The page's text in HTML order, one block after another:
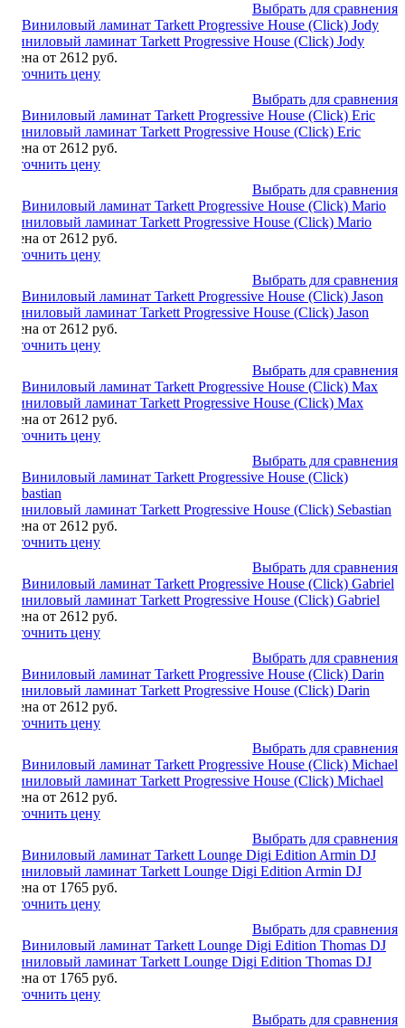
Выбрать для сравнения
Виниловый ламинат Tarkett Progressive House (Click) Jody
Цена от 2612 руб.
Уточнить цену
Выбрать для сравнения
Виниловый ламинат Tarkett Progressive House (Click) Eric
Цена от 2612 руб.
Уточнить цену
Выбрать для сравнения
Виниловый ламинат Tarkett Progressive House (Click) Mario
Цена от 2612 руб.
Уточнить цену
Выбрать для сравнения
Виниловый ламинат Tarkett Progressive House (Click) Jason
Цена от 2612 руб.
Уточнить цену
Выбрать для сравнения
Виниловый ламинат Tarkett Progressive House (Click) Max
Цена от 2612 руб.
Уточнить цену
Выбрать для сравнения
Виниловый ламинат Tarkett Progressive House (Click) Sebastian
Цена от 2612 руб.
Уточнить цену
Выбрать для сравнения
Виниловый ламинат Tarkett Progressive House (Click) Gabriel
Цена от 2612 руб.
Уточнить цену
Выбрать для сравнения
Виниловый ламинат Tarkett Progressive House (Click) Darin
Цена от 2612 руб.
Уточнить цену
Выбрать для сравнения
Виниловый ламинат Tarkett Progressive House (Click) Michael
Цена от 2612 руб.
Уточнить цену
Выбрать для сравнения
Виниловый ламинат Tarkett Lounge Digi Edition Armin DJ
Цена от 1765 руб.
Уточнить цену
Выбрать для сравнения
Виниловый ламинат Tarkett Lounge Digi Edition Thomas DJ
Цена от 1765 руб.
Уточнить цену
Выбрать для сравнения